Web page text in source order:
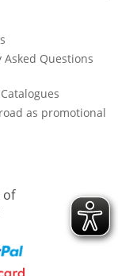
Asked Questions
as promotional
of